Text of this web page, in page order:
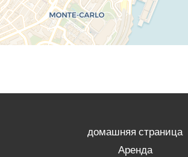
домашняя страница
Аренда